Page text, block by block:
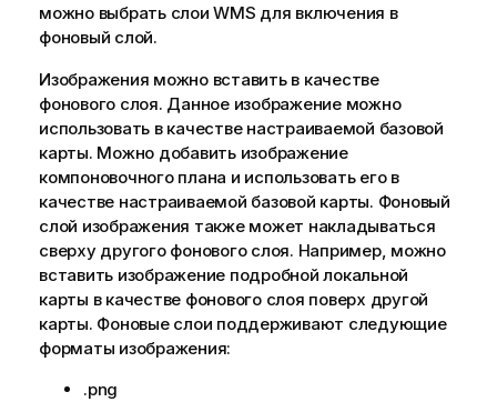
можно выбрать слоиWMS для включения в
фоновый слой.
Изображения можно вставить в качестве
фонового слоя. Данное изображение можно
использовать в качестве настраиваемой базовой
карты. Можно добавить изображение
компоновочного плана и использовать его в
качестве настраиваемой базовой карты. Фоновый
слой изображения также может накладываться
сверху другого фонового слоя. Например, можно
вставить изображение подробной локальной
карты в качестве фонового слоя поверх другой
карты. Фоновые слои поддерживают следующие
форматы изображения:
.png